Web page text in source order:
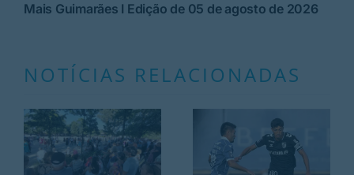
Mais Guimarães I Edição de 05 de agosto de 2026
NOTÍCIAS RELACIONADAS